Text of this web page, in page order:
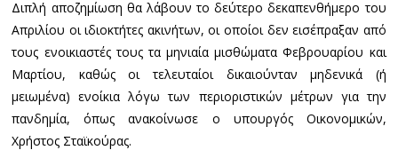
Διπλή αποζημίωση θα λάβουν το δεύτερο δεκαπενθήμερο του
Απριλίου οι ιδιοκτήτες ακινήτων, οι οποίοι δεν εισέπραξαν από
τους ενοικιαστές τους τα μηνιαία μισθώματα Φεβρουαρίου και
Μαρτίου, καθώς οι τελευταίοι δικαιούνταν μηδενικά (ή
μειωμένα) ενοίκια λόγω των περιοριστικών μέτρων για την
πανδημία, όπως ανακοίνωσε ο υπουργός Οικονομικών,
Χρήστος Σταϊκούρας.